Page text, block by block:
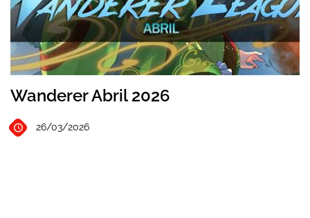
Wanderer Abril 2026
26/03/2026